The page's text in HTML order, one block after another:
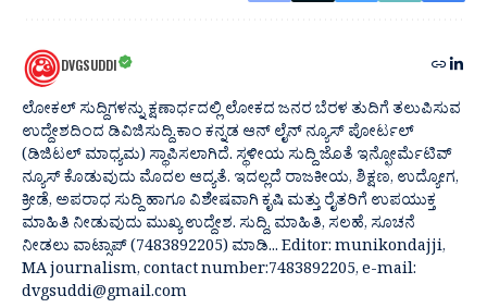
DVGSUDDI
ಲೋಕಲ್ ಸುದ್ದಿಗಳನ್ನು ಕ್ಷಣಾರ್ಧದಲ್ಲಿ ಲೋಕದ ಜನರ ಬೆರಳ ತುದಿಗೆ ತಲುಪಿಸುವ
ಉದ್ದೇಶದಿಂದ ಡಿವಿಜಿಸುದ್ದಿ.ಕಾಂ ಕನ್ನಡ ಆನ್ ಲೈನ್ ನ್ಯೂಸ್ ಪೋರ್ಟಲ್
(ಡಿಜಿಟಲ್ ಮಾಧ್ಯಮ) ಸ್ಥಾಪಿಸಲಾಗಿದೆ. ಸ್ಥಳೀಯ ಸುದ್ದಿ ಜೊತೆ ಇನ್ಫೋರ್ಮೆಟಿವ್
ನ್ಯೂಸ್ ಕೊಡುವುದು ಮೊದಲ ಆದ್ಯತೆ. ಇದಲ್ಲದೆ ರಾಜಕೀಯ, ಶಿಕ್ಷಣ, ಉದ್ಯೋಗ,
ಕ್ರೀಡೆ, ಅಪರಾಧ ಸುದ್ದಿ ಹಾಗೂ ವಿಶೇಷವಾಗಿ ಕೃಷಿ ಮತ್ತು ರೈತರಿಗೆ ಉಪಯುಕ್ತ
ಮಾಹಿತಿ ನೀಡುವುದು ಮುಖ್ಯ ಉದ್ದೇಶ. ಸುದ್ದಿ, ಮಾಹಿತಿ, ಸಲಹೆ, ಸೂಚನೆ
ನೀಡಲು ವಾಟ್ಸಾಪ್ (7483892205) ಮಾಡಿ... Editor: munikondajji,
MA journalism, contact number:7483892205, e-mail:
dvgsuddi@gmail.com